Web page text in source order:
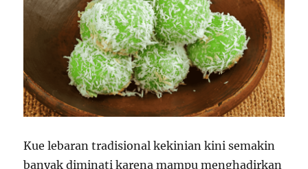
Kue lebaran tradisional kekinian kini semakin
banyak diminati karena mampu menghadirkan